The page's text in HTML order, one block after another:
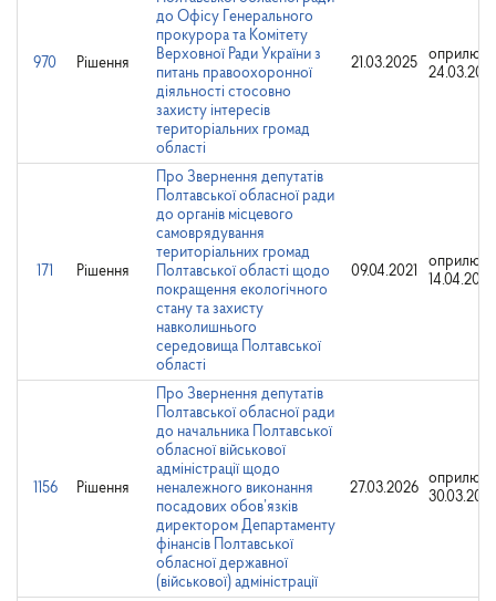
970 Рішення
до Офісу Генерального
прокурора та Комітету
Верховної Ради України з
питань правоохоронної
діяльності стосовно
захисту інтересів
територіальних громад
області
21.03.2025
171 Рішення
Про Звернення депутатів
Полтавської обласної ради
до органів місцевого
самоврядування
територіальних громад
Полтавської області щодо
покращення екологічного
стану та захисту
навколишнього
середовища Полтавської
області
09.04.2021
14.04.2021
1156 Рішення
Про Звернення депутатів
Полтавської обласної ради
до начальника Полтавської
обласної військової
адміністрації щодо
неналежного виконання
посадових обов’язків
директором Департаменту
фінансів Полтавської
обласної державної
(військової) адміністрації
27.03.2026